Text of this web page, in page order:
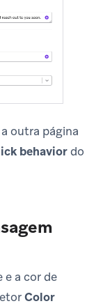
outra página
behaviordo
e a cor de
Color